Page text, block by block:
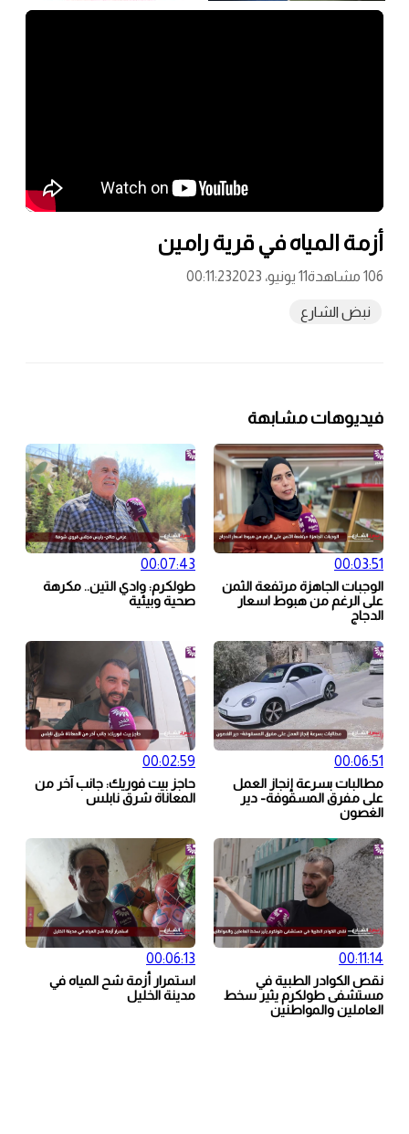
أزمة المياه في قرية رامين
106 مشاهدة 11 يونيو، 2023 00:11:23
نبض الشارع
فيديوهات مشابهة
00:03:51
الوجبات الجاهزة مرتفعة الثمن
على الرغم من هبوط اسعار
الدجاج
00:07:43
طولكرم: وادي التين.. مكرهة
صحية وبيئية
00:06:51
مطالبات بسرعة إنجاز العمل
على مفرق المسقوفة- دير
الغصون
00:02:59
حاجز بيت فوريك: جانب آخر من
المعاناة شرق نابلس
00:11:14
نقص الكوادر الطبية في
مستشفى طولكرم يثير سخط
العاملين والمواطنين
00:06:13
استمرار أزمة شح المياه في
مدينة الخليل